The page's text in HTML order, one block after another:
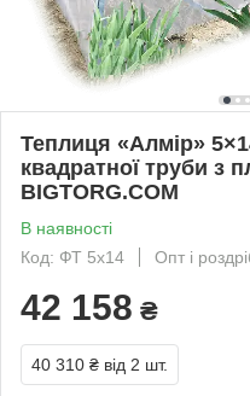
Теплиця «Алмір»
квадратної труби з
BIGTORG.COM
В наявності
Код: ФТ 5x14
Опт і
42 158 ₴
40 310 ₴ від 2 шт.